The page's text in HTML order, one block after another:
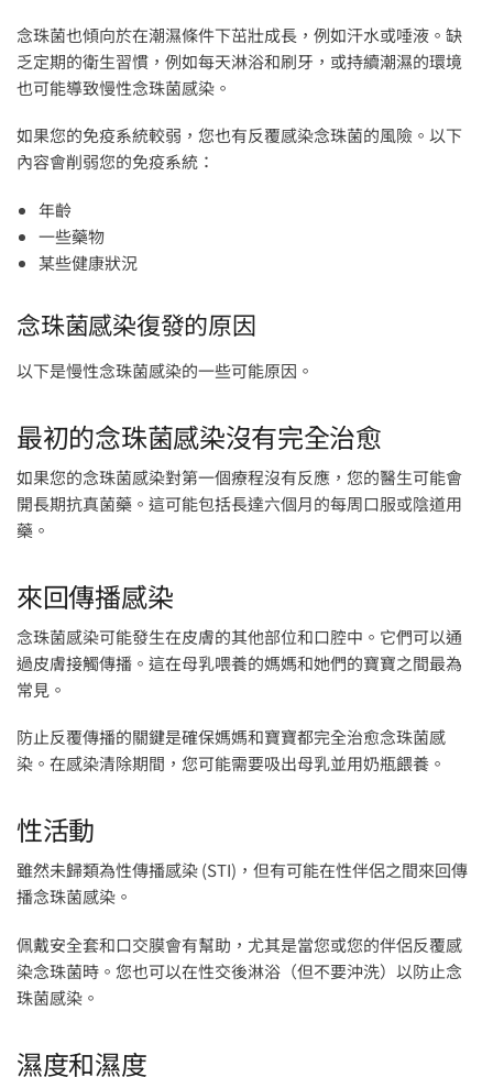
念珠菌也傾向於在潮濕條件下茁壯成長，例如汗水或唾液。缺
乏定期的衛生習慣，例如每天淋浴和刷牙，或持續潮濕的環境
也可能導致慢性念珠菌感染。
如果您的免疫系統較弱，您也有反覆感染念珠菌的風險。以下
內容會削弱您的免疫系統：
年齡
一些藥物
某些健康狀況
念珠菌感染復發的原因
以下是慢性念珠菌感染的一些可能原因。
最初的念珠菌感染沒有完全治愈
如果您的念珠菌感染對第一個療程沒有反應，您的醫生可能會
開長期抗真菌藥。這可能包括長達六個月的每周口服或陰道用
藥。
來回傳播感染
念珠菌感染可能發生在皮膚的其他部位和口腔中。它們可以通
過皮膚接觸傳播。這在母乳喂養的媽媽和她們的寶寶之間最為
常見。
防止反覆傳播的關鍵是確保媽媽和寶寶都完全治愈念珠菌感
染。在感染清除期間，您可能需要吸出母乳並用奶瓶餵養。
性活動
雖然未歸類為性傳播感染 (STI)，但有可能在性伴侶之間來回傳
播念珠菌感染。
佩戴安全套和口交膜會有幫助，尤其是當您或您的伴侶反覆感
染念珠菌時。您也可以在性交後淋浴（但不要沖洗）以防止念
珠菌感染。
濕度和濕度